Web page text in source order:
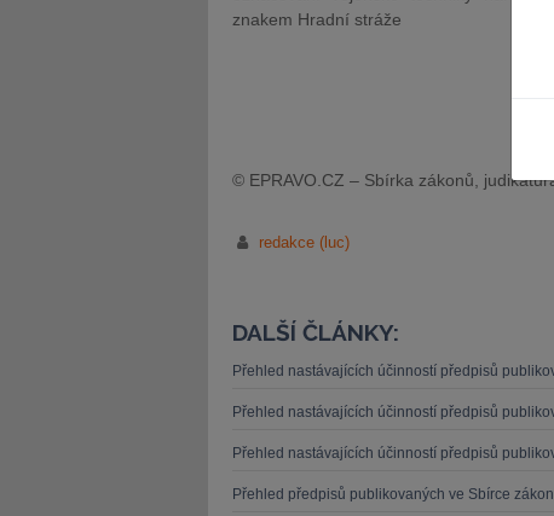
znakem Hradní stráže
© EPRAVO.CZ – Sbírka zákonů,
redakce (luc)
DALŠÍ ČLÁNKY:
Přehled nastávajících účinností předpisů
Přehled nastávajících účinností předpisů
Přehled nastávajících účinností předpisů
Přehled předpisů publikovaných ve Sbírce
JUDr. Tomáš Nielsen
Kurzy